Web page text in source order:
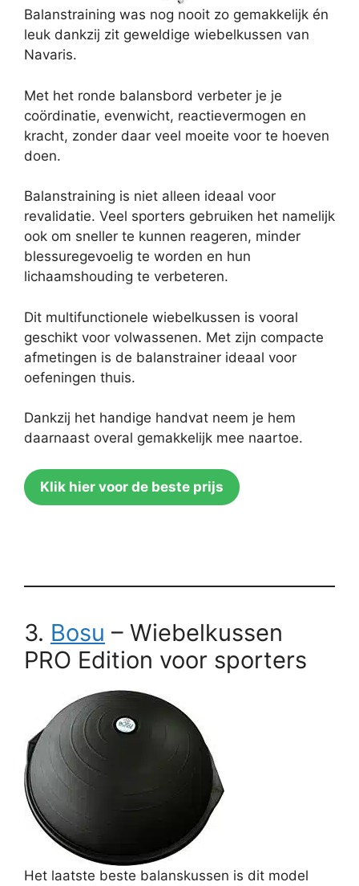
Balanstraining was nog nooit zo gemakkelijk én
leuk dankzij zit geweldige wiebelkussen van
Navaris.
Met het ronde balansbord verbeter je je
coördinatie, evenwicht, reactievermogen en
kracht, zonder daar veel moeite voor te hoeven
doen.
Balanstraining is niet alleen ideaal voor
revalidatie. Veel sporters gebruiken het namelijk
ook om sneller te kunnen reageren, minder
blessuregevoelig te worden en hun
lichaamshouding te verbeteren.
Dit multifunctionele wiebelkussen is vooral
geschikt voor volwassenen. Met zijn compacte
afmetingen is de balanstrainer ideaal voor
oefeningen thuis.
Dankzij het handige handvat neem je hem
daarnaast overal gemakkelijk mee naartoe.
Klik hier voor de beste prijs
3. Bosu – Wiebelkussen
PRO Edition voor sporters
Het laatste beste balanskussen is dit model